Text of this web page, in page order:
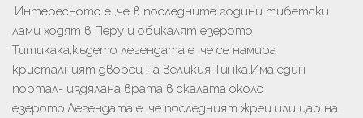
.Интересното е ,че в последните години тибетски
лами ходят в Перу и обикалят езерото
Титикака,където легендата е ,че се намира
кристалният дворец на великия Тинка.Има един
портал- издялана врата в скалата около
езерото.Легендата е ,че последният жрец или цар на